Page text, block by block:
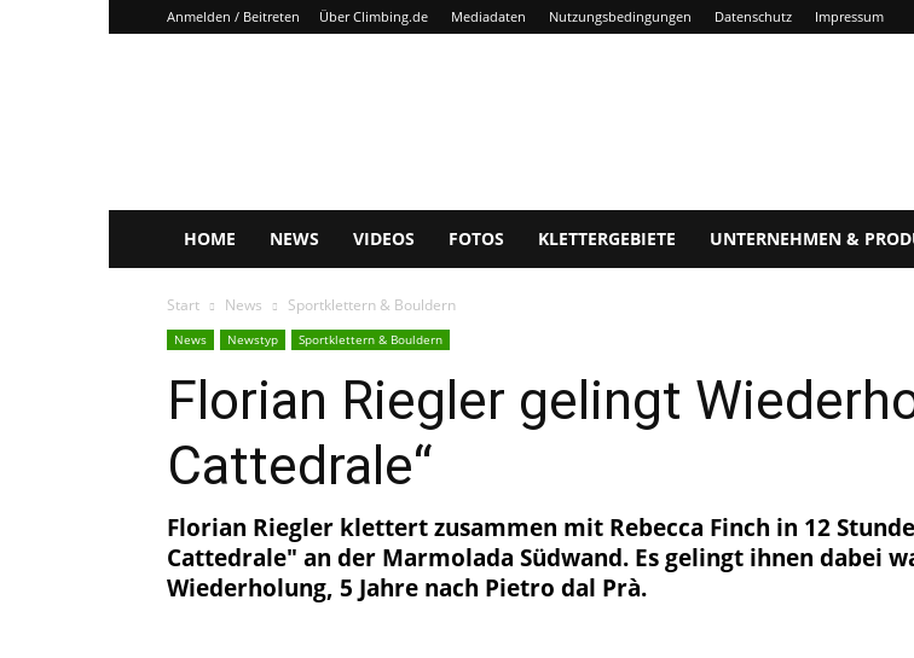
Anmelden / Beitreten Über Climbing.de Mediadaten Nutzungsbedingungen Datenschutz Impressum
HOME NEWS VIDEOS FOTOS KLETTERGEBIETE UNTERNEHMEN &
Start News Sportklettern & Bouldern
News Newstyp Sportklettern & Bouldern
Florian Riegler gelingt
Cattedrale“
Florian Riegler klettert zusammen mit Rebecca Finch in 12
Cattedrale" an der Marmolada Südwand. Es gelingt ihnen dabei
Wiederholung, 5 Jahre nach Pietro dal Prà.